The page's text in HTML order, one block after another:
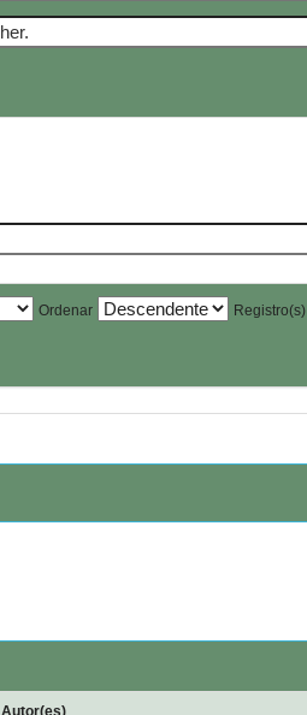
Ordenar Registro(s)
Autor(es)